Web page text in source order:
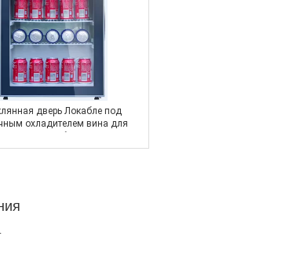
Контакт
дверь Локабле под
охладителем вина для